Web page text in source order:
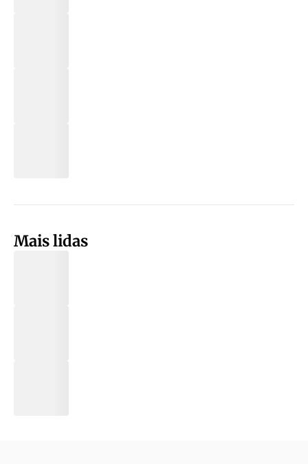
Mais lidas